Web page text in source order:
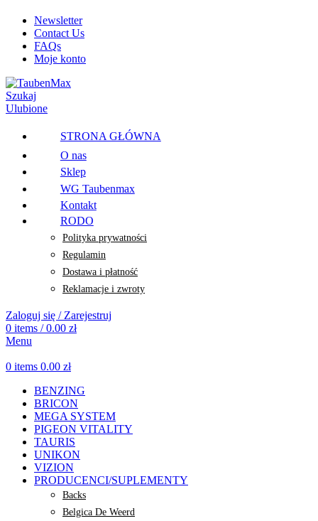
Newsletter
Contact Us
FAQs
Moje konto
Szukaj
Ulubione
STRONA GŁÓWNA
O nas
Sklep
WG Taubenmax
Kontakt
RODO
Polityka prywatności
Regulamin
Dostawa i płatność
Reklamacje i zwroty
Zaloguj się / Zarejestruj
0 items / 0.00 zł
Menu
0 items 0.00 zł
BENZING
BRICON
MEGA SYSTEM
PIGEON VITALITY
TAURIS
UNIKON
VIZION
PRODUCENCI/SUPLEMENTY
Backs
Belgica De Weerd